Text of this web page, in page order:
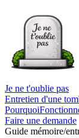
Je ne t'oublie pas
Entretien d'une
Pourquoi
Faire une demande
Guide mémoire/